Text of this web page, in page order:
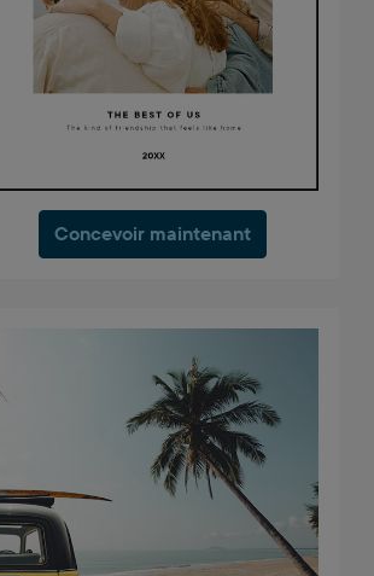
Concevoir maintenant